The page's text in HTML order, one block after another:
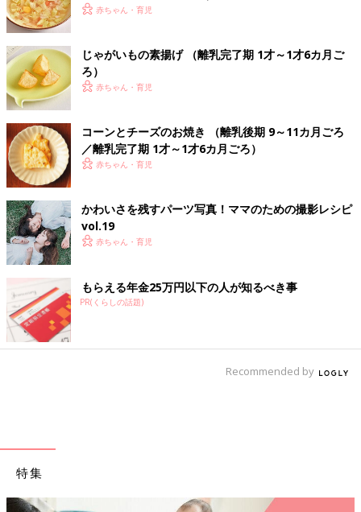
ひき肉とほうれん草の煮込みうどん 作
【動画】
離乳食７，８ヶ月ごろ ひき肉とほうれん草の
鶏と野菜のホワイトソース 作り方・レシ
ピ 離乳食中期 7～8ヶ月ごろ【動画】
離乳食7,8ヶ月ごろにおすすめ、「鶏と野菜の
えると食べやすくなりますよ。パプリカは甘み
もあって見た目も鮮やかなので離乳食にどんど
ん取り入れてみて。
カリフラワーのすいかソース がけ 作り
7,8ヶ月ごろから使える、野菜や果物などビタ
ミン類を含む食材を使った、体の調子を整える
ビタミンのレシピをご紹介。カリフラワーのす
離乳食中期 7～8ヶ月・もぐもぐ期 の離乳食レシピをもっとみる
赤ちゃん・育児
じゃがいもの素揚げ （離乳完了期 1才～1才6カ月ご
ろ）
赤ちゃん・育児
コーンとチーズのお焼き （離乳後期 9～11カ月ごろ
／離乳完了期 1才～1才6カ月ごろ）
赤ちゃん・育児
かわいさを残すパーツ写真！ママのための撮影レシピ
vol.19
赤ちゃん・育児
もらえる年金25万円以下の人が知るべき事
PR(くらしの話題)
Recommended by
特集